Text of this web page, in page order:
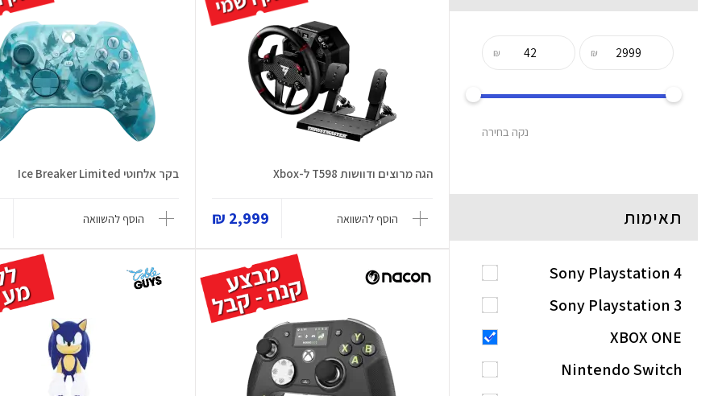
הגה מרוצים ודוושות T598 ל-Xbox
הוסף להשוואה 2,999 ₪
בקר אלחוטי Ice Breaker Limited
הוסף להשוואה
₪
₪
נקה בחירה
תאימות
Sony Playstation 4
Sony Playstation 3
XBOX ONE
Nintendo Switch